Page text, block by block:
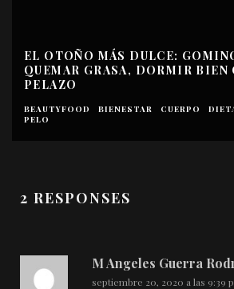
¡PAREN ROTATIVAS! LOS
LLEGAN A ESPAÑA
BEAUTYFOOD BIENESTAR CAPRICHOS
NUTRICIÓN
2 RESPONSES
M Angeles Guerra
septiembre 20, 2020 a las 9:39